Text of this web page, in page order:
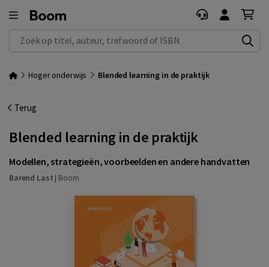
Zoek op titel, auteur, trefwoord of ISBN
Hoger onderwijs Blended learning in de praktijk
Terug
Blended learning in de praktijk
Modellen, strategieën, voorbeelden en andere handvatten
Barend Last | Boom